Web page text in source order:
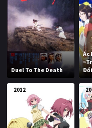
Duel To The Death
Ác
2012